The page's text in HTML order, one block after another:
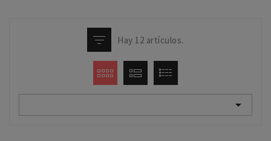
Hay 12 artículos.
